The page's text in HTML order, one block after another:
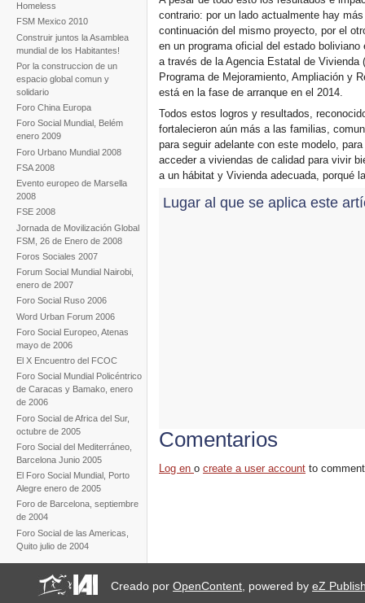
Homeless
FSM Mexico 2010
Construir juntos la Asamblea
mundial de los Habitantes!
Por la construccion de un
espacio global comun y
solidario
Foro China Europa
Foro Social Mundial, Belém
enero 2009
Foro Urbano Mundial 2008
FSA 2008
Evento europeo de Marsella
2008
FSE 2008
Jornada de Movilización Global
FSM, 26 de Enero de 2008
Foros Sociales 2007
Forum Social Mundial Nairobi,
enero de 2007
Foro Social Ruso 2006
Word Urban Forum 2006
Foro Social Europeo, Atenas
mayo de 2006
El X Encuentro del FCOC
Foro Social Mundial Policéntrico
de Caracas y Bamako, enero
de 2006
Foro Social de Africa del Sur,
octubre de 2005
Foro Social del Mediterráneo,
Barcelona Junio 2005
El Foro Social Mundial, Porto
Alegre enero de 2005
Foro de Barcelona, septiembre
de 2004
Foro Social de las Americas,
Quito julio de 2004
contrario: por un lado actualmente hay
continuación del mismo proyecto, por el
en un programa oficial del estado
a través de la Agencia Estatal de Vivienda
Programa de Mejoramiento, Ampliación y
está en la fase de arranque en el 2014.
Todos estos logros y resultados,
fortalecieron aún más a las familias,
para seguir adelante con este modelo,
acceder a viviendas de calidad para vivir
a un hábitat y Vivienda adecuada, porqué
Lugar al que se aplica este
Comentarios
Log enocreate a user account to
Creado porOpenContent , powered byeZ